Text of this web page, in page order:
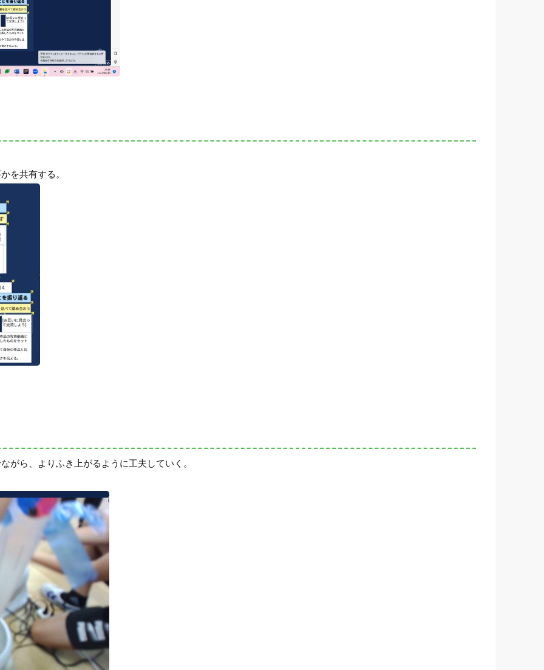
を共有する。
がら、よりふき上がるように工夫していく。